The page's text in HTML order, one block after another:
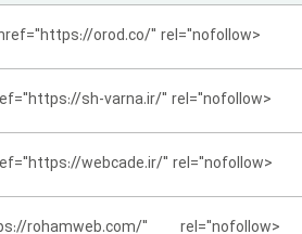
<a href="https://orod.co/" rel="nofollow">لینک سایت</a>
<a href="https://sh-varna.ir/" rel="nofollow">لینک سایت</a>
<a href="https://webcade.ir/" rel="nofollow">لینک سایت</a>